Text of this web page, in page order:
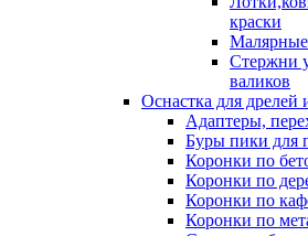
краски
Стержни
валиков
Оснастка для дрелей
Адаптеры,
Буры пики для
Коронки по
Коронки по
Коронки по
Коронки по